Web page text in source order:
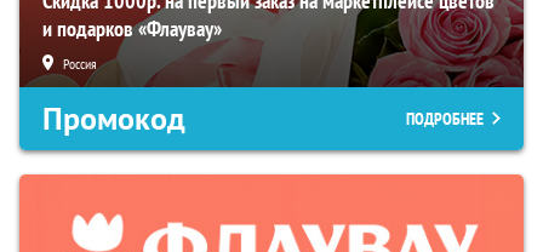
и подарков «Флаувау»
Россия
Промокод ПОДРОБНЕЕ